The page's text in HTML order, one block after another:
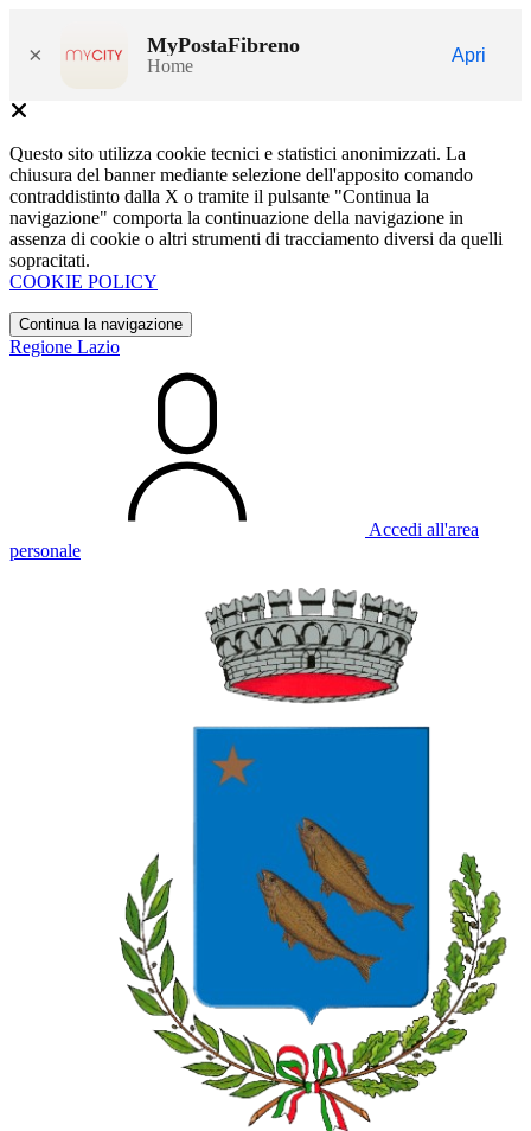
× MyPostaFibreno
Home
Apri
Questo sito utilizza cookie tecnici e statistici anonimizzati. La
chiusura del banner mediante selezione dell'apposito comando
contraddistinto dalla X o tramite il pulsante "Continua la
navigazione" comporta la continuazione della navigazione in
assenza di cookie o altri strumenti di tracciamento diversi da quelli
sopracitati.
COOKIE POLICY
Continua la navigazione
Regione Lazio
Accedi all'area
personale